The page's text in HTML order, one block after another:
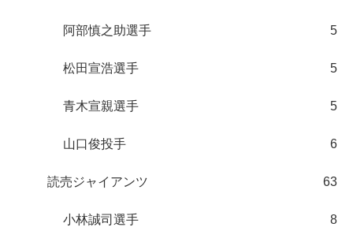
阿部慎之助選手 5
松田宣浩選手 5
青木宣親選手 5
山口俊投手 6
読売ジャイアンツ 63
小林誠司選手 8